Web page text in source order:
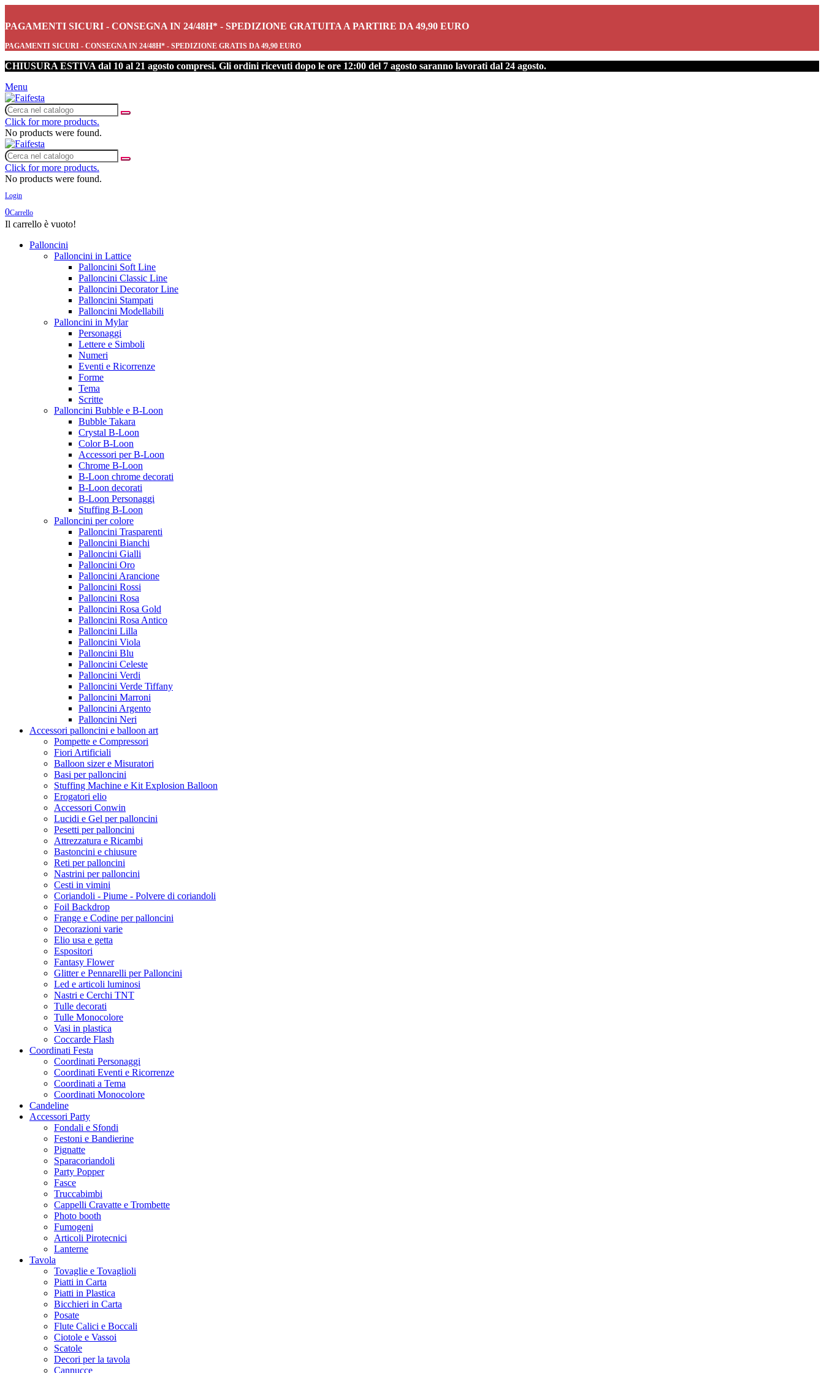
PAGAMENTI SICURI - CONSEGNA IN 24/48H* - SPEDIZIONE GRATUITA A PARTIRE DA 49,90 EURO
PAGAMENTI SICURI - CONSEGNA IN 24/48H* - SPEDIZIONE GRATIS DA 49,90 EURO
CHIUSURA ESTIVA dal 10 al 21 agosto compresi. Gli ordini ricevuti dopo le ore 12:00 del 7 agosto saranno lavorati dal 24 agosto.
Menu
Click for more products.
No products were found.
Click for more products.
No products were found.
Login
0Carrello
Il carrello è vuoto!
Palloncini
Palloncini in Lattice
Palloncini Soft Line
Palloncini Classic Line
Palloncini Decorator Line
Palloncini Stampati
Palloncini Modellabili
Palloncini in Mylar
Personaggi
Lettere e Simboli
Numeri
Eventi e Ricorrenze
Forme
Tema
Scritte
Palloncini Bubble e B-Loon
Bubble Takara
Crystal B-Loon
Color B-Loon
Accessori per B-Loon
Chrome B-Loon
B-Loon chrome decorati
B-Loon decorati
B-Loon Personaggi
Stuffing B-Loon
Palloncini per colore
Palloncini Trasparenti
Palloncini Bianchi
Palloncini Gialli
Palloncini Oro
Palloncini Arancione
Palloncini Rossi
Palloncini Rosa
Palloncini Rosa Gold
Palloncini Rosa Antico
Palloncini Lilla
Palloncini Viola
Palloncini Blu
Palloncini Celeste
Palloncini Verdi
Palloncini Verde Tiffany
Palloncini Marroni
Palloncini Argento
Palloncini Neri
Accessori palloncini e balloon art
Pompette e Compressori
Fiori Artificiali
Balloon sizer e Misuratori
Basi per palloncini
Stuffing Machine e Kit Explosion Balloon
Erogatori elio
Accessori Conwin
Lucidi e Gel per palloncini
Pesetti per palloncini
Attrezzatura e Ricambi
Bastoncini e chiusure
Reti per palloncini
Nastrini per palloncini
Cesti in vimini
Coriandoli - Piume - Polvere di coriandoli
Foil Backdrop
Frange e Codine per palloncini
Decorazioni varie
Elio usa e getta
Espositori
Fantasy Flower
Glitter e Pennarelli per Palloncini
Led e articoli luminosi
Nastri e Cerchi TNT
Tulle decorati
Tulle Monocolore
Vasi in plastica
Coccarde Flash
Coordinati Festa
Coordinati Personaggi
Coordinati Eventi e Ricorrenze
Coordinati a Tema
Coordinati Monocolore
Candeline
Accessori Party
Fondali e Sfondi
Festoni e Bandierine
Pignatte
Sparacoriandoli
Party Popper
Fasce
Truccabimbi
Cappelli Cravatte e Trombette
Photo booth
Fumogeni
Articoli Pirotecnici
Lanterne
Tavola
Tovaglie e Tovaglioli
Piatti in Carta
Piatti in Plastica
Bicchieri in Carta
Posate
Flute Calici e Boccali
Ciotole e Vassoi
Scatole
Decori per la tavola
Cannucce